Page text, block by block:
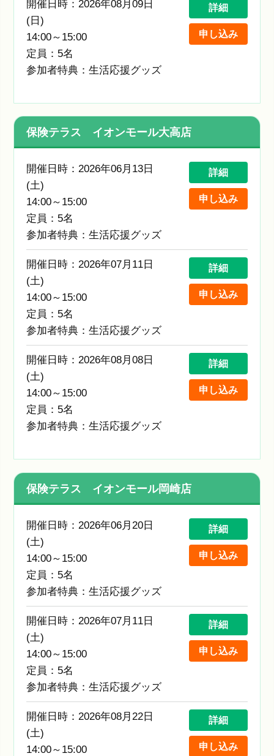
開催日時：2026年08月09日
(日)
14:00～15:00
定員：5名
参加者特典：生活応援グッズ
詳細
申し込み
保険テラス イオンモール大高店
開催日時：2026年06月13日
(土)
14:00～15:00
定員：5名
参加者特典：生活応援グッズ
詳細
申し込み
開催日時：2026年07月11日
(土)
14:00～15:00
定員：5名
参加者特典：生活応援グッズ
詳細
申し込み
開催日時：2026年08月08日
(土)
14:00～15:00
定員：5名
参加者特典：生活応援グッズ
詳細
申し込み
保険テラス イオンモール岡崎店
開催日時：2026年06月20日
(土)
14:00～15:00
定員：5名
参加者特典：生活応援グッズ
詳細
申し込み
開催日時：2026年07月11日
(土)
14:00～15:00
定員：5名
参加者特典：生活応援グッズ
詳細
申し込み
開催日時：2026年08月22日
(土)
14:00～15:00
詳細
申し込み